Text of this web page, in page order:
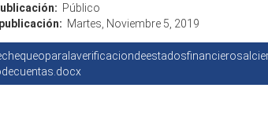
Público
Martes, Noviembre 5, 2019